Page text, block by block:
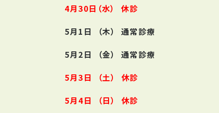
4月30日（水） 休診
5月1日 （木） 通常診療
5月2日 （金） 通常診療
5月3日 （土） 休診
5月4日 （日） 休診